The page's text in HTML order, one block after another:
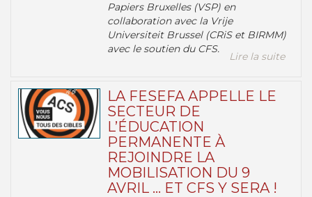
Papiers Bruxelles (VSP) en
collaboration avec la Vrije
Universiteit Brussel (CRiS et BIRMM)
avec le soutien du CFS.
Lire la suite
LA FESEFA APPELLE LE
SECTEUR DE
L’ÉDUCATION
PERMANENTE À
REJOINDRE LA
MOBILISATION DU 9
AVRIL … ET CFS Y SERA !